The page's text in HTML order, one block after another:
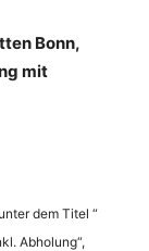
Bonn,
mit
dem Titel “
Abholung“,